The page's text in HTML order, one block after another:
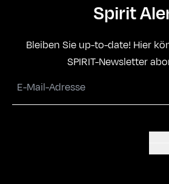
Spirit
Bleiben Sie up-to-date! Hier
SPIRIT-Newsletter